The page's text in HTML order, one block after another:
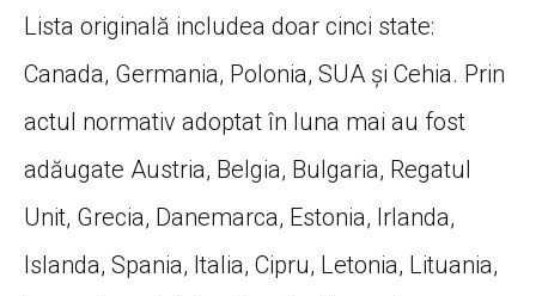
Lista originală includea doar cinci state:
Canada, Germania, Polonia, SUA și Cehia. Prin
actul normativ adoptat în luna mai au fost
adăugate Austria, Belgia, Bulgaria, Regatul
Unit, Grecia, Danemarca, Estonia, Irlanda,
Islanda, Spania, Italia, Cipru, Letonia, Lituania,